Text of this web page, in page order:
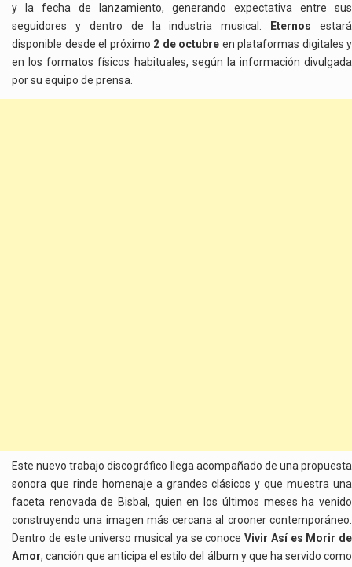
y la fecha de lanzamiento, generando expectativa entre sus
seguidores y dentro de la industria musical.
Eternos estará
disponible desde el próximo 2 de octubre en plataformas digitales y
en los formatos físicos habituales, según la información divulgada
por su equipo de prensa.
Este nuevo trabajo discográfico llega acompañado de una propuesta
sonora que rinde homenaje a grandes clásicos y que muestra una
faceta renovada de Bisbal, quien en los últimos meses ha venido
construyendo una imagen más cercana al crooner contemporáneo.
Dentro de este universo musical ya se conoce Vivir Así es Morir de
Amor, canción que anticipa el estilo del álbum y que ha servido como